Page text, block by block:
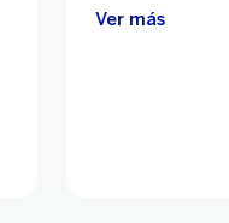
Ver más